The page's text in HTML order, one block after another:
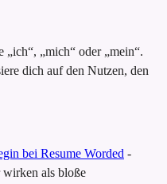
„ich“, „mich“ oder „mein“.
dich auf den Nutzen, den
bei Resume Worded -
wirken als bloße